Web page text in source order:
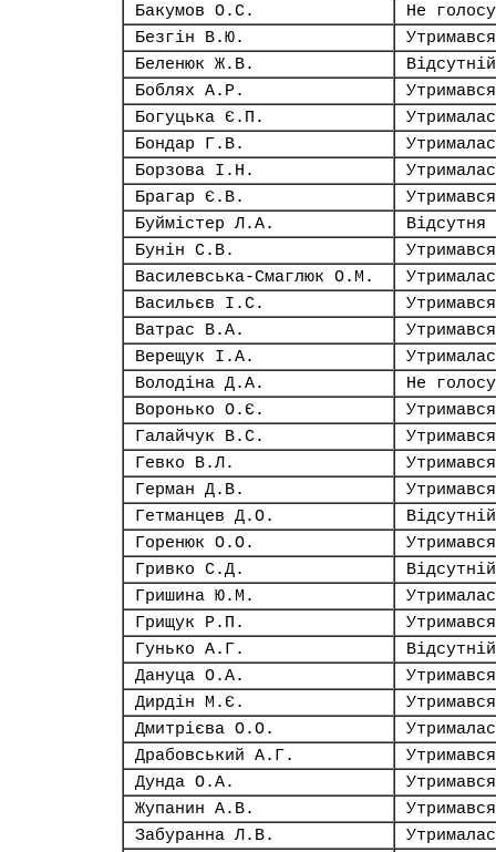
Бакумов О.С.
Не
Безгін В.Ю.
Утримався
Беленюк Ж.В.
Відсутній
Боблях А.Р.
Утримався
Богуцька Є.П.
Бондар Г.В.
Борзова І.Н.
Брагар Є.В.
Утримався
Буймістер Л.А.
Відсутня
Бунін С.В.
Утримався
Василевська-Смаглюк О.М.
Васильєв І.С.
Утримався
Ватрас В.А.
Утримався
Верещук І.А.
Володіна Д.А.
Не
Воронько О.Є.
Утримався
Галайчук В.С.
Утримався
Гевко В.Л.
Утримався
Герман Д.В.
Утримався
Гетманцев Д.О.
Відсутній
Горенюк О.О.
Утримався
Гривко С.Д.
Відсутній
Гришина Ю.М.
Грищук Р.П.
Утримався
Гунько А.Г.
Відсутній
Дануца О.А.
Утримався
Дирдін М.Є.
Утримався
Дмитрієва О.О.
Драбовський А.Г.
Утримався
Дунда О.А.
Утримався
Жупанин А.В.
Утримався
Забуранна Л.В.